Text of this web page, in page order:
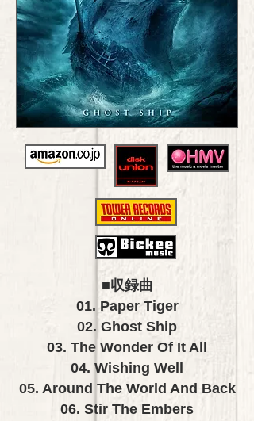
■収録曲
01. Paper Tiger
02. Ghost Ship
03. The Wonder Of It All
04. Wishing Well
05. Around The World And Back
06. Stir The Embers